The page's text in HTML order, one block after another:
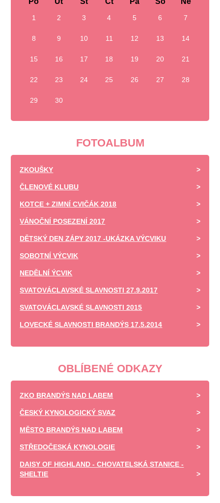
1 2 3 4 5 6 7
8 9 10 11 12 13 14
15 16 17 18 19 20 21
22 23 24 25 26 27 28
29 30
FOTOALBUM
ZKOUŠKY
ČLENOVÉ KLUBU
KOTCE + ZIMNÍ CVIČÁK 2018
VÁNOČNÍ POSEZENÍ 2017
DĚTSKÝ DEN ZÁPY 2017 -UKÁZKA VÝCVIKU
SOBOTNÍ VÝCVIK
NEDĚLNÍ ÝCVIK
SVATOVÁCLAVSKÉ SLAVNOSTI 27.9.2017
SVATOVÁCLAVSKÉ SLAVNOSTI 2015
LOVECKÉ SLAVNOSTI BRANDÝS 17.5.2014
OBLÍBENÉ ODKAZY
ZKO BRANDÝS NAD LABEM
ČESKÝ KYNOLOGICKÝ SVAZ
MĚSTO BRANDÝS NAD LABEM
STŘEDOČESKÁ KYNOLOGIE
DAISY OF HIGHLAND - CHOVATELSKÁ STANICE -
SHELTIE